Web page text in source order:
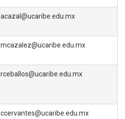
acazal@ucaribe.edu.mx
mcazalez@ucaribe.edu.mx
rceballos@ucaribe.edu.mx
ccervantes@ucaribe.edu.mx